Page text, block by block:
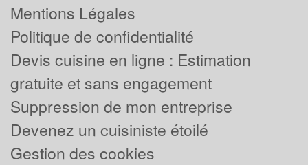
Mentions Légales
Politique de confidentialité
Devis cuisine en ligne : Estimation
gratuite et sans engagement
Suppression de mon entreprise
Devenez un cuisiniste étoilé
Gestion des cookies